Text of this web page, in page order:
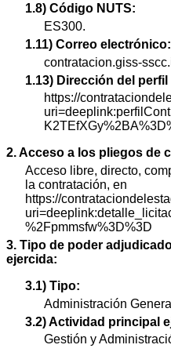
1.8) Código NUTS:
ES300.
1.11) Correo electrónico:
contratacion.giss-
1.13) Dirección del
https://
2. Acceso a los pliegos de
Acceso libre, directo,
la contratación, en
https://
%2Fpmmsfw%3D%3D
3. Tipo de poder
ejercida:
3.1) Tipo:
Administración
3.2) Actividad principal
Gestión y